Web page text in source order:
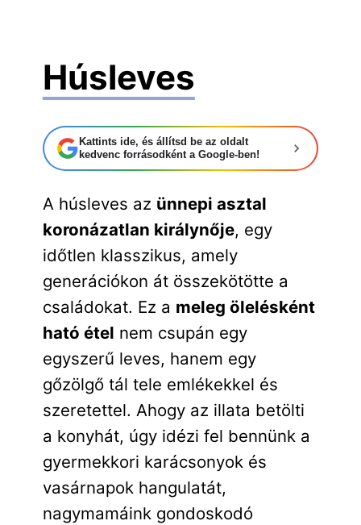
Húsleves
Kattints ide, és állítsd be az oldalt
kedvenc forrásodként a Google-ben!
A húsleves az ünnepi asztal
koronázatlan királynője, egy
időtlen klasszikus, amely
generációkon át összekötötte a
családokat. Ez a meleg ölelésként
ható étel nem csupán egy
egyszerű leves, hanem egy
gőzölgő tál tele emlékekkel és
szeretettel. Ahogy az illata betölti
a konyhát, úgy idézi fel bennünk a
gyermekkori karácsonyok és
vasárnapok hangulatát,
nagymamáink gondoskodó